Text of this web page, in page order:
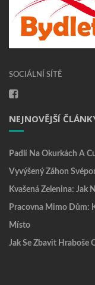
SOCIÁLNÍ SÍTĚ
NEJNOVĚJŠÍ
Padlí Na Okurkách A
Vyvýšený Záhon
Kvašená Zelenina: Jak
Pracovna Mimo Dům:
Místo
Jak Se Zbavit Hraboše